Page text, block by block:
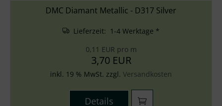
DMC Diamant Metallic - D317 Silver
Lieferzeit: 1-4 Werktage *
0,11 EUR pro m
3,70 EUR
inkl. 19 % MwSt. zzgl. Versandkosten
Details